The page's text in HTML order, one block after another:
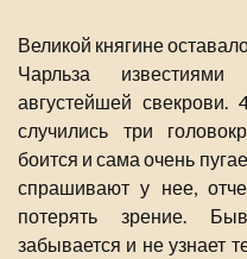
Великой княгине
Чарльза
августейшей свекрови.
случились три
боится и сама очень
спрашивают у нее,
потерять зрение.
забывается и не узнает